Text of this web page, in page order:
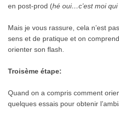
en post-prod (hé oui…c’est moi
Mais je vous rassure, cela n’est
sens et de pratique et on
orienter son flash.
Troisème étape:
Quand on a compris comment
quelques essais pour obtenir